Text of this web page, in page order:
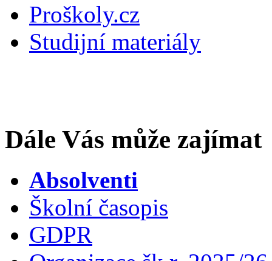
Proškoly.cz
Studijní materiály
Dále Vás může zajímat
Absolventi
Školní časopis
GDPR